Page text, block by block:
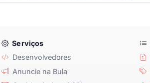
Serviços
Desenvolvedores
Anuncie na Bula